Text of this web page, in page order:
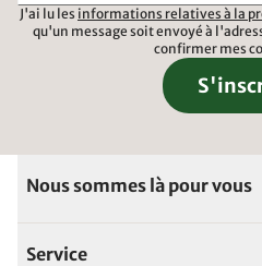
J'ai lu les informations relatives à la
qu'un message soit envoyé à
confirmer mes
Nous sommes là pour vous
Service